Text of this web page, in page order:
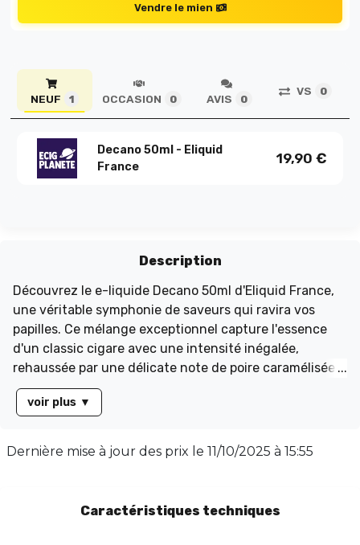
Vendre le mien
NEUF 1 OCCASION 0 AVIS 0
VS 0
Decano 50ml - Eliquid
France
19,90 €
Description
Découvrez le e-liquide Decano 50ml d'Eliquid France,
une véritable symphonie de saveurs qui ravira vos
papilles. Ce mélange exceptionnel capture l'essence
d'un classic cigare avec une intensité inégalée,
rehaussée par une délicate note de poire caramélisée
pour une touche de douceur. Parfaitement équilibré,
ce e-liquide offre une expérience gustative unique.
nicotine, il propose un ratio PG/VG de 50/50, idéal pour
voir plus ▼
Dernière mise à jour des prix le 11/10/2025 à 15:55
Caractéristiques techniques